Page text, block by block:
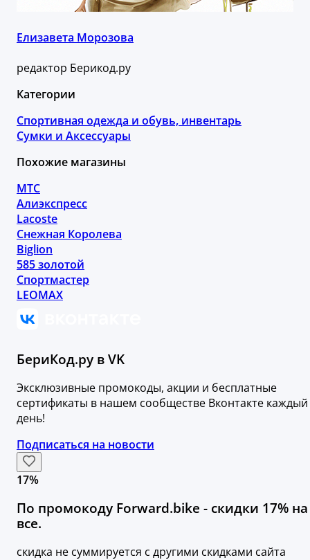
Елизавета Морозова
редактор Берикод.ру
Категории
Спортивная одежда и обувь, инвентарь
Сумки и Аксессуары
Похожие магазины
МТС
Алиэкспресс
Lacoste
Снежная Королева
Biglion
585 золотой
Спортмастер
LEOMAX
БериКод.ру в VK
Эксклюзивные промокоды, акции и бесплатные
сертификаты в нашем сообществе Вконтакте каждый
день!
Подписаться на новости
17%
По промокоду Forward.bike - скидки 17% на
все.
скидка не суммируется с другими скидками сайта